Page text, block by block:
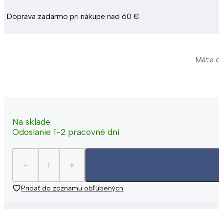
Doprava zadarmo pri nákupe nad 60 €
Máte
Na sklade
Odoslanie 1-2 pracovné dni
Pridať do zoznamu obľúbených